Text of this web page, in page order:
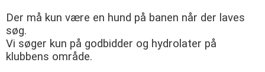
Der må kun være en hund på banen når der laves
søg.
Vi søger kun på godbidder og hydrolater på
klubbens område.